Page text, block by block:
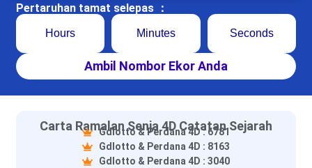
Pertaruhan tamat selepas ：
Hours Minutes Seconds
Ambil Nombor Ekor Anda
Carta Ramalan Senja 4D Catatan Sejarah
Gdlotto & Perdana 4D : 6781
Gdlotto & Perdana 4D : 8163
Gdlotto & Perdana 4D : 3040